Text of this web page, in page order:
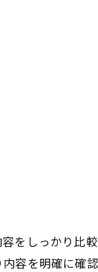
をしっかり比
容を明確に確認